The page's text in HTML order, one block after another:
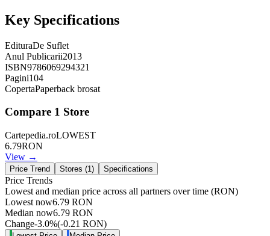
Key Specifications
EdituraDe Suflet
Anul Publicarii2013
ISBN9786069294321
Pagini104
CopertaPaperback brosat
Compare 1 Store
Cartepedia.roLOWEST
6.79RON
View →
Price Trend Stores (1 ) Specifications
Price Trends
Lowest and median price across all partners over time (RON)
Lowest now6.79 RON
Median now6.79 RON
Change-3.0%(-0.21 RON)